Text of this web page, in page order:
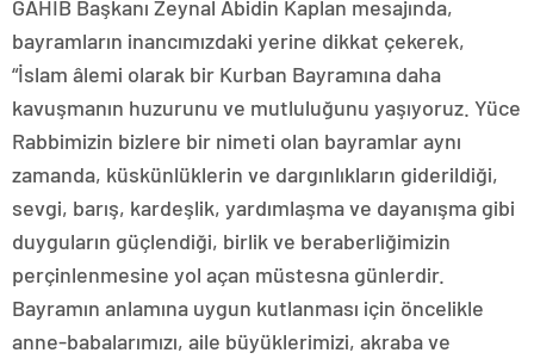
GAHİB Başkanı Zeynal Abidin Kaplan mesajında,
bayramların inancımızdaki yerine dikkat çekerek,
“İslam âlemi olarak bir Kurban Bayramına daha
kavuşmanın huzurunu ve mutluluğunu yaşıyoruz. Yüce
Rabbimizin bizlere bir nimeti olan bayramlar aynı
zamanda, küskünlüklerin ve dargınlıkların giderildiği,
sevgi, barış, kardeşlik, yardımlaşma ve dayanışma gibi
duyguların güçlendiği, birlik ve beraberliğimizin
perçinlenmesine yol açan müstesna günlerdir.
Bayramın anlamına uygun kutlanması için öncelikle
anne-babalarımızı, aile büyüklerimizi, akraba ve